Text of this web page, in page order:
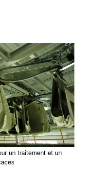
un traitement et un